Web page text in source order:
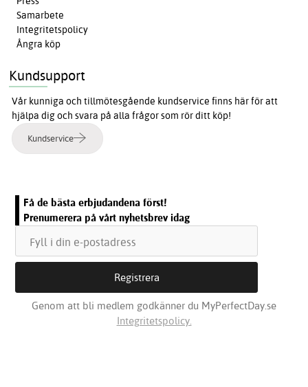
Samarbete
Integritetspolicy
Ångra köp
Kundsupport
Vår kunniga och tillmötesgående kundservice finns här för att
hjälpa dig och svara på alla frågor som rör ditt köp!
Kundservice
Få de bästa erbjudandena först!
Prenumerera på vårt nyhetsbrev idag
Genom att bli medlem godkänner du MyPerfectDay.se
Integritetspolicy.